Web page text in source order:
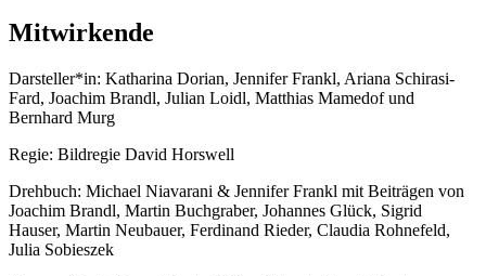
Mitwirkende
Darsteller*in: Katharina Dorian, Jennifer Frankl, Ariana Schirasi-
Fard, Joachim Brandl, Julian Loidl, Matthias Mamedof und
Bernhard Murg
Regie: Bildregie David Horswell
Drehbuch: Michael Niavarani & Jennifer Frankl mit Beiträgen von
Joachim Brandl, Martin Buchgraber, Johannes Glück, Sigrid
Hauser, Martin Neubauer, Ferdinand Rieder, Claudia Rohnefeld,
Julia Sobieszek